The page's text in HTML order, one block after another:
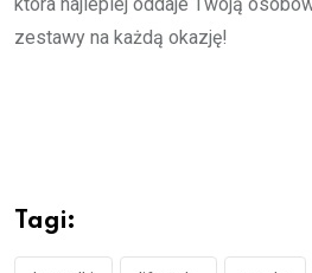
zestawy na każdą okazję!
Tagi: